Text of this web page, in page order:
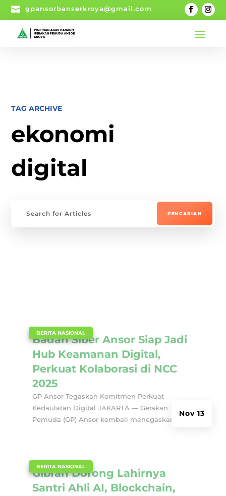
 gpansorbanserkroya@gmail.com
TAG ARCHIVE
ekonomi
digital
Badan Siber Ansor Siap Jadi
Hub Keamanan Digital,
Perkuat Kolaborasi di NCC
2025
Nov 13
BERITA NASIONAL
GP Ansor Tegaskan Komitmen Perkuat
Kedaulatan Digital JAKARTA — Gerakan
Pemuda (GP) Ansor kembali menegaskan...
Gibran Dorong Lahirnya
Santri Ahli AI, Blockchain,
BERITA NASIONAL